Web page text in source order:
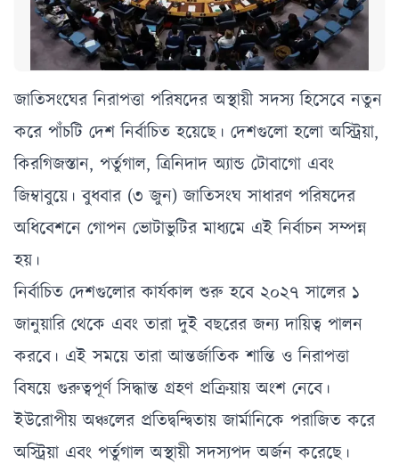
জাতিসংঘের নিরাপত্তা পরিষদের অস্থায়ী সদস্য হিসেবে নতুন
করে পাঁচটি দেশ নির্বাচিত হয়েছে। দেশগুলো হলো অস্ট্রিয়া,
কিরগিজস্তান, পর্তুগাল, ত্রিনিদাদ অ্যান্ড টোবাগো এবং
জিম্বাবুয়ে। বুধবার (৩ জুন) জাতিসংঘ সাধারণ পরিষদের
অধিবেশনে গোপন ভোটাভুটির মাধ্যমে এই নির্বাচন সম্পন্ন
হয়।
নির্বাচিত দেশগুলোর কার্যকাল শুরু হবে ২০২৭ সালের ১
জানুয়ারি থেকে এবং তারা দুই বছরের জন্য দায়িত্ব পালন
করবে। এই সময়ে তারা আন্তর্জাতিক শান্তি ও নিরাপত্তা
বিষয়ে গুরুত্বপূর্ণ সিদ্ধান্ত গ্রহণ প্রক্রিয়ায় অংশ নেবে।
ইউরোপীয় অঞ্চলের প্রতিদ্বন্দ্বিতায় জার্মানিকে পরাজিত করে
অস্ট্রিয়া এবং পর্তুগাল অস্থায়ী সদস্যপদ অর্জন করেছে।